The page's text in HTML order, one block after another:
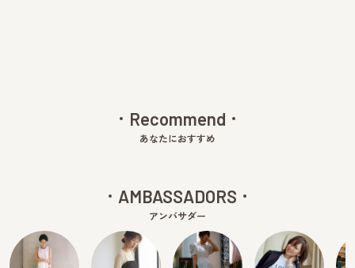
Recommend
あなたにおすすめ
AMBASSADORS
アンバサダー